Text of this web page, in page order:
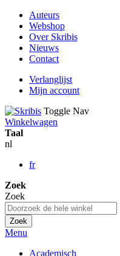
Auteurs
Webshop
Over Skribis
Nieuws
Contact
Verlanglijst
Mijn account
Toggle Nav
Winkelwagen
Taal
nl
fr
Zoek
Zoek
Zoek
Menu
Academisch